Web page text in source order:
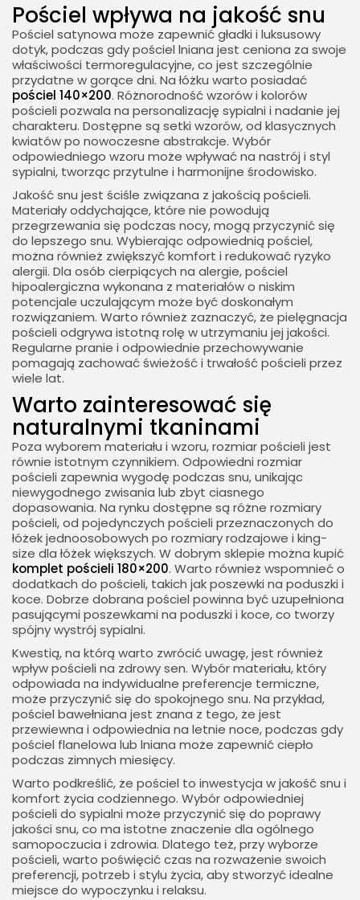
Pościel wpływa na jakość snu
Pościel satynowa może zapewnić gładki i luksusowy
dotyk, podczas gdy pościel lniana jest ceniona za swoje
właściwości termoregulacyjne, co jest szczególnie
przydatne w gorące dni. Na łóżku warto posiadać
pościel 140×200. Różnorodność wzorów i kolorów
pościeli pozwala na personalizację sypialni i nadanie jej
charakteru. Dostępne są setki wzorów, od klasycznych
kwiatów po nowoczesne abstrakcje. Wybór
odpowiedniego wzoru może wpływać na nastrój i styl
sypialni, tworząc przytulne i harmonijne środowisko.
Jakość snu jest ściśle związana z jakością pościeli.
Materiały oddychające, które nie powodują
przegrzewania się podczas nocy, mogą przyczynić się
do lepszego snu. Wybierając odpowiednią pościel,
można również zwiększyć komfort i redukować ryzyko
alergii. Dla osób cierpiących na alergie, pościel
hipoalergiczna wykonana z materiałów o niskim
potencjale uczulającym może być doskonałym
rozwiązaniem. Warto również zaznaczyć, że pielęgnacja
pościeli odgrywa istotną rolę w utrzymaniu jej jakości.
Regularne pranie i odpowiednie przechowywanie
pomagają zachować świeżość i trwałość pościeli przez
wiele lat.
Warto zainteresować się
naturalnymi tkaninami
Poza wyborem materiału i wzoru, rozmiar pościeli jest
równie istotnym czynnikiem. Odpowiedni rozmiar
pościeli zapewnia wygodę podczas snu, unikając
niewygodnego zwisania lub zbyt ciasnego
dopasowania. Na rynku dostępne są różne rozmiary
pościeli, od pojedynczych pościeli przeznaczonych do
łóżek jednoosobowych po rozmiary rodzajowe i king-
size dla łóżek większych. W dobrym sklepie można kupić
komplet pościeli 180×200. Warto również wspomnieć o
dodatkach do pościeli, takich jak poszewki na poduszki i
koce. Dobrze dobrana pościel powinna być uzupełniona
pasującymi poszewkami na poduszki i koce, co tworzy
spójny wystrój sypialni.
Kwestią, na którą warto zwrócić uwagę, jest również
wpływ pościeli na zdrowy sen. Wybór materiału, który
odpowiada na indywidualne preferencje termiczne,
może przyczynić się do spokojnego snu. Na przykład,
pościel bawełniana jest znana z tego, że jest
przewiewna i odpowiednia na letnie noce, podczas gdy
pościel flanelowa lub lniana może zapewnić ciepło
podczas zimnych miesięcy.
Warto podkreślić, że pościel to inwestycja w jakość snu i
komfort życia codziennego. Wybór odpowiedniej
pościeli do sypialni może przyczynić się do poprawy
jakości snu, co ma istotne znaczenie dla ogólnego
samopoczucia i zdrowia. Dlatego też, przy wyborze
pościeli, warto poświęcić czas na rozważenie swoich
preferencji, potrzeb i stylu życia, aby stworzyć idealne
miejsce do wypoczynku i relaksu.